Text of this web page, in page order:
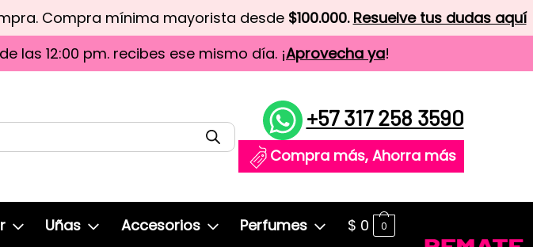
Compra mínima mayorista desde $100.000. Resuelve tus dudas aquí
las 12:00 pm. recibes ese mismo día. ¡Aprovecha ya!
+57 317 258 3590
Compra más, Ahorra más
Uñas Accesorios Perfumes $ 0 0